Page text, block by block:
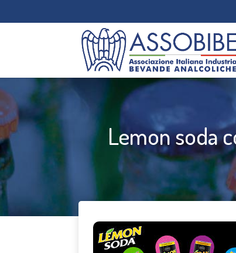
Lemon soda